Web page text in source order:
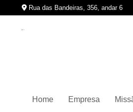
Rua das Bandeiras, 356, andar 6
Home Empresa